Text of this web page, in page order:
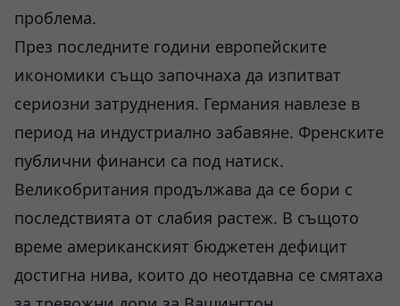
проблема.
През последните години европейските
икономики също започнаха да изпитват
сериозни затруднения. Германия навлезе в
период на индустриално забавяне. Френските
публични финанси са под натиск.
Великобритания продължава да се бори с
последствията от слабия растеж. В същото
време американският бюджетен дефицит
достигна нива, които до неотдавна се смятаха